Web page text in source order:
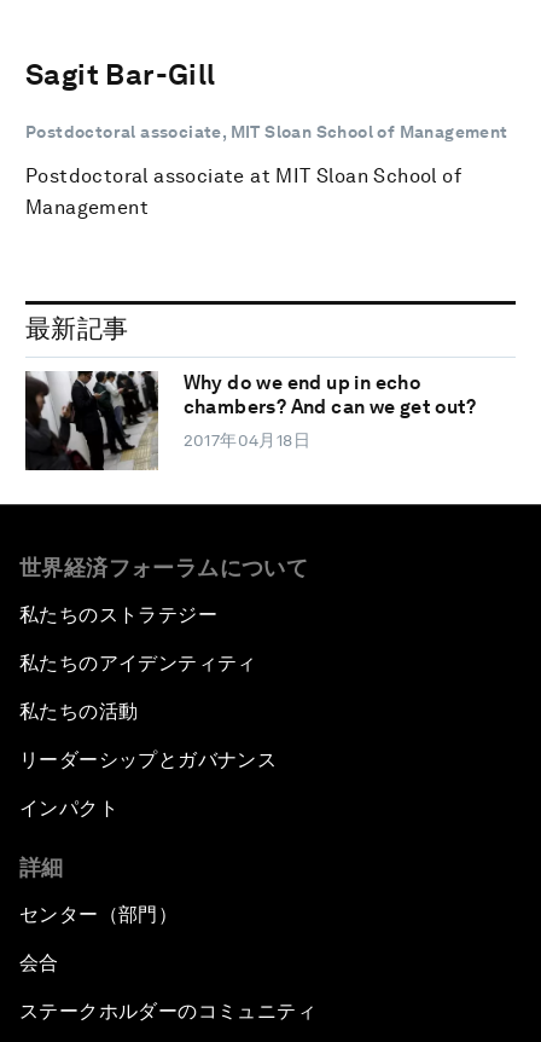
Sagit Bar-Gill
Postdoctoral associate, MIT Sloan School of Management
Postdoctoral associate at MIT Sloan School of
Management
最新記事
Why do we end up in echo
chambers? And can we get out?
2017年04月18日
世界経済フォーラムについて
私たちのストラテジー
私たちのアイデンティティ
私たちの活動
リーダーシップとガバナンス
インパクト
詳細
センター（部門）
会合
ステークホルダーのコミュニティ